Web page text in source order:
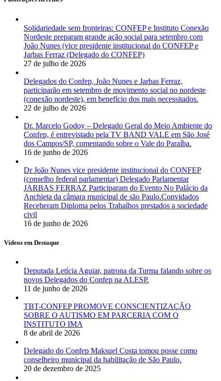
Solidariedade sem fronteiras: CONFEP e Instituto Conexão
Nordeste preparam grande ação social para setembro com
João Nunes (vice presidente institucional do CONFEP e
Jarbas Ferraz (Delegado do CONFEP)
27 de julho de 2026
Delegados do Confep, João Nunes e Jarbas Ferraz,
participarão em setembro de movimento social no nordeste
(conexão nordeste), em benefício dos mais necessitados.
22 de julho de 2026
Dr. Marcelo Godoy – Delegado Geral do Meio Ambiente do
Confep, é entrevistado pela TV BAND VALE em São José
dos Campos/SP, comentando sobre o Vale do Paraíba.
16 de junho de 2026
Dr João Nunes vice presidente institucional do CONFEP
(conselho federal parlamentar) Delegado Parlamentar
JARBAS FERRAZ Participaram do Evento No Palácio da
Anchieta da câmara municipal de são Paulo.Convidados
Receberam Diploma pelos Trabalhos prestados a sociedade
civil
16 de junho de 2026
Vídeos em Destaque
Deputada Letícia Aguiar, patrona da Turma falando sobre os
novos Delegados do Confep na ALESP.
11 de junho de 2026
TBT-CONFEP PROMOVE CONSCIENTIZAÇÃO
SOBRE O AUTISMO EM PARCERIA COM O
INSTITUTO IMA
8 de abril de 2026
Delegado do Confep Maksuel Costa tomou posse como
conselheiro municipal da habilitação de São Paulo.
20 de dezembro de 2025